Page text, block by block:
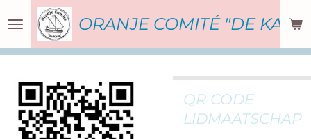
direct
naar
hoofdinhoud
ORANJE COMITÉ "DE
QR CODE
LIDMAATSCHAP